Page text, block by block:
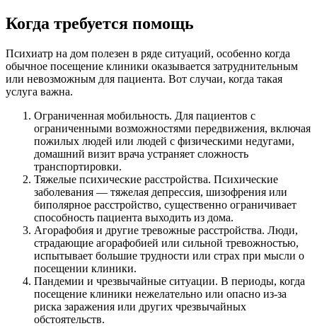
Когда требуется помощь
Психиатр на дом полезен в ряде ситуаций, особенно когда
обычное посещение клиники оказывается затруднительным
или невозможным для пациента. Вот случаи, когда такая
услуга важна.
Ограниченная мобильность. Для пациентов с
ограниченными возможностями передвижения, включая
пожилых людей или людей с физическими недугами,
домашний визит врача устраняет сложность
транспортировки.
Тяжелые психические расстройства. Психические
заболевания — тяжелая депрессия, шизофрения или
биполярное расстройство, существенно ограничивает
способность пациента выходить из дома.
Агорафобия и другие тревожные расстройства. Люди,
страдающие агорафобией или сильной тревожностью,
испытывает большие трудности или страх при мысли о
посещении клиники.
Пандемии и чрезвычайные ситуации. В периоды, когда
посещение клиники нежелательно или опасно из-за
риска заражения или других чрезвычайных
обстоятельств.